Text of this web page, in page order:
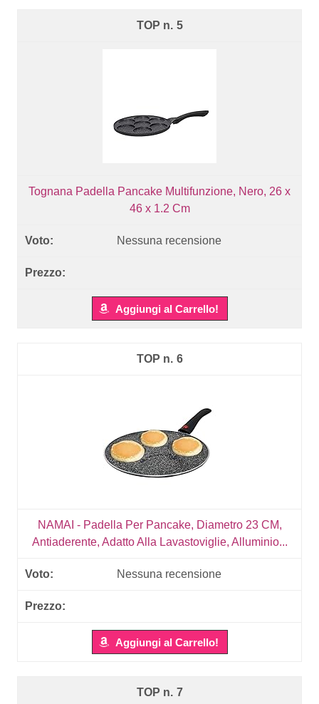
5
Tognana Padella Pancake Multifunzione, Nero, 26 x
46 x 1.2 Cm
Nessuna recensione
Aggiungi al Carrello!
6
NAMAI - Padella Per Pancake, Diametro 23 CM,
Antiaderente, Adatto Alla Lavastoviglie, Alluminio...
Nessuna recensione
Aggiungi al Carrello!
7